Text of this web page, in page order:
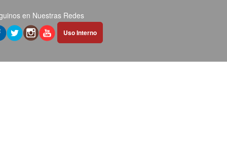
en Nuestras Redes
Abrir
hipervínculo
en
pestaña
Uso Interno